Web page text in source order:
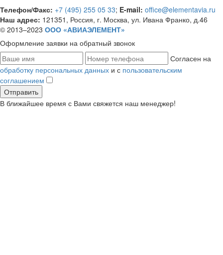
Телефон/Факс: +7 (495) 255 05 33; E-mail: office@elementavia.ru
Наш адрес: 121351, Россия, г. Москва, ул. Ивана Франко, д.46
© 2013–2023 ООО «АВИАЭЛЕМЕНТ»
Оформление заявки на обратный звонок
Согласен на
обработку персональных данных и с пользовательским
соглашением
В ближайшее время с Вами свяжется наш менеджер!